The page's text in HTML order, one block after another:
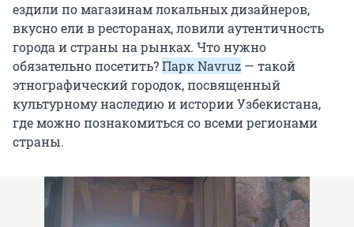
ездили по магазинам локальных дизайнеров,
вкусно ели в ресторанах, ловили аутентичность
города и страны на рынках. Что нужно
обязательно посетить?Парк Navruz — такой
этнографический городок, посвященный
культурному наследию и истории Узбекистана,
где можно познакомиться со всеми регионами
страны.